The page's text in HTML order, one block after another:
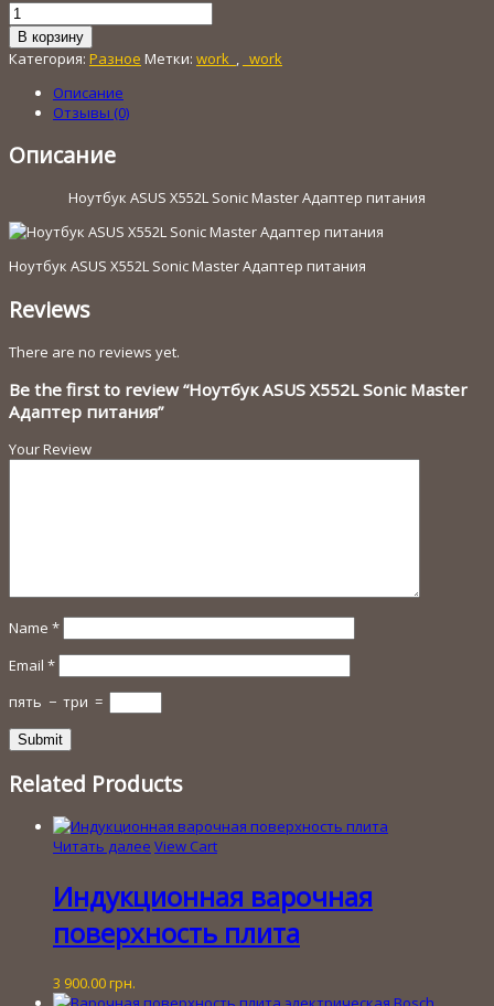
Количество
товара
Ноутбук
ASUS
X552L
Sonic
Адаптер
питания
В корзину
Категория: Разное Метки: work_ , _work
Описание
Отзывы (0)
Описание
Ноутбук ASUS X552L Sonic Master Адаптер питания
Ноутбук ASUS X552L Sonic Master Адаптер питания
Reviews
There are no reviews yet.
Be the first to review “Ноутбук ASUS X552L Sonic Master
Адаптер питания”
Your Review
Name *
Email *
пять − три =
Related Products
Читать далее View Cart
Индукционная варочная
поверхность плита
3 900.00 грн.